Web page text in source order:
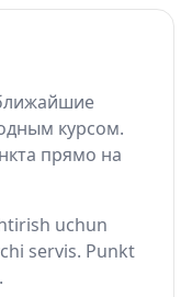
курсом.
прямо на
uchun
servis. Punkt